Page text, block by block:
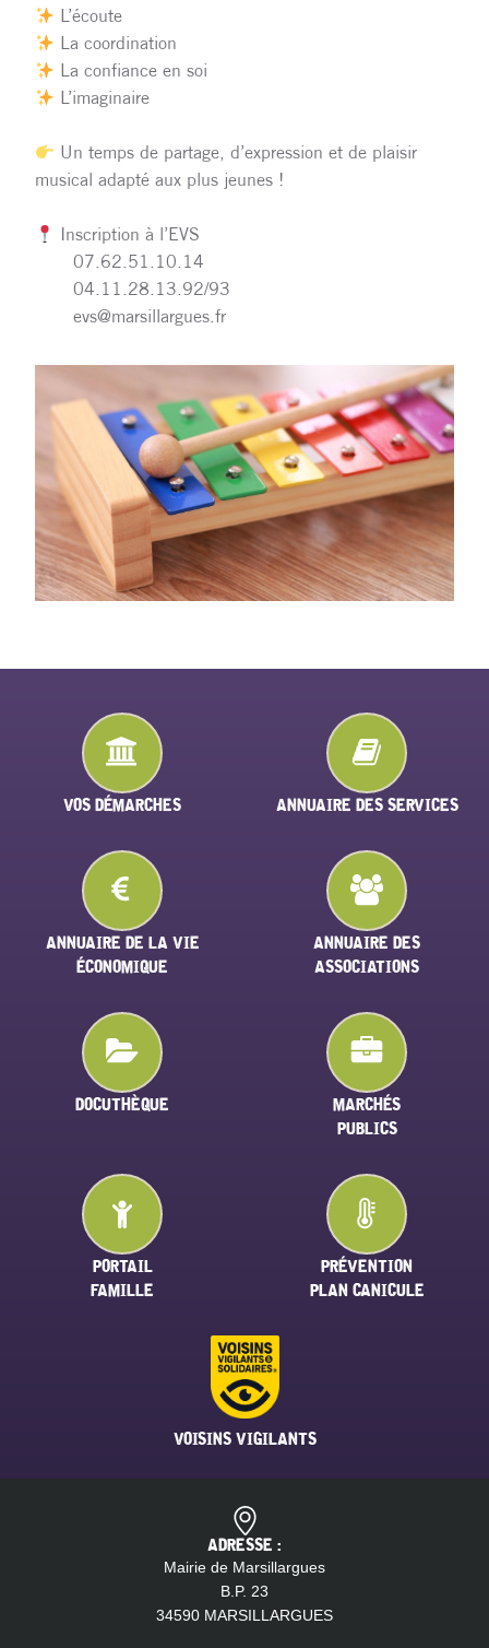
L’écoute
La coordination
La confiance en soi
L’imaginaire
Un temps de partage, d’expression et de plaisir
musical adapté aux plus jeunes !
Inscription à l’EVS
07.62.51.10.14
04.11.28.13.92/93
evs@marsillargues.fr
VOS DÉMARCHES ANNUAIRE DES SERVICES
ANNUAIRE DE LA VIE
ÉCONOMIQUE
ANNUAIRE DES
ASSOCIATIONS
DOCUTHÈQUE
MARCHÉS
PUBLICS
PORTAIL
FAMILLE
PRÉVENTION
PLAN CANICULE
VOISINS VIGILANTS
ADRESSE :
Mairie de Marsillargues
B.P. 23
34590 MARSILLARGUES